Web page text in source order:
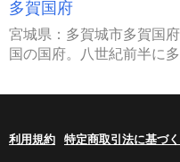
多賀国府
宮城県：多賀城市多賀国
国の国府。八世紀前半に
利用規約 特定商取引法に基づ